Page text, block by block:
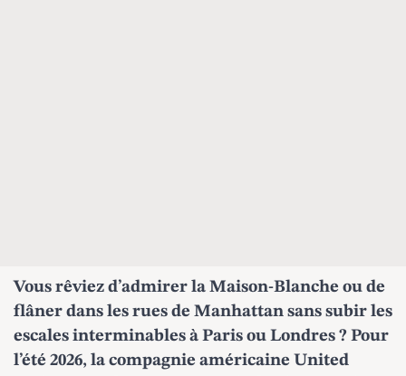
Vous rêviez d’admirer la Maison-Blanche ou de
flâner dans les rues de Manhattan sans subir les
escales interminables à Paris ou Londres ? Pour
l’été 2026, la compagnie américaine United